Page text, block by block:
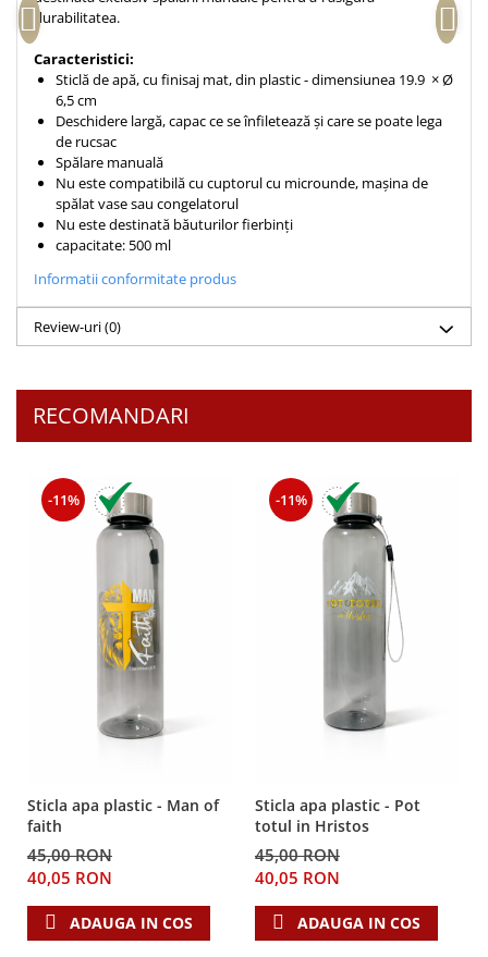
Teologie
A doua venire
Apologetica
Dogmatica
Istoria Bisericii
Misiune
Viata crestina
Contemporaneitate
Diverse
Lupta Spirituala
Schimbarea caracterului
Suferinta
Despre afaceri
Dezvoltare personala
Sanatate / nutritie
durabilitatea.
Caracteristici:
Sticlă de apă, cu finisaj mat, din plastic - dimensiunea 19.9 × Ø
6,5 cm
Deschidere largă, capac ce se înfiletează și care se poate lega
de rucsac
Spălare manuală
Nu este compatibilă cu cuptorul cu microunde, mașina de
spălat vase sau congelatorul
Nu este destinată băuturilor fierbinți
capacitate: 500 ml
Informatii conformitate produs
Review-uri(0)
RECOMANDARI
-11%
Sticla apa plastic - Man of
faith
45,00 RON
40,05 RON
ADAUGA IN COS
-11%
Sticla apa plastic - Pot
totul in Hristos
45,00 RON
40,05 RON
ADAUGA IN COS